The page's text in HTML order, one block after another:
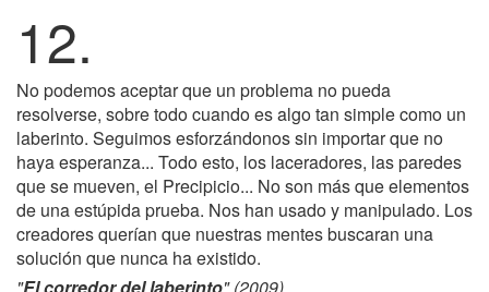
12.
No podemos aceptar que un problema no pueda
resolverse, sobre todo cuando es algo tan simple como un
laberinto. Seguimos esforzándonos sin importar que no
haya esperanza... Todo esto, los laceradores, las paredes
que se mueven, el Precipicio... No son más que elementos
de una estúpida prueba. Nos han usado y manipulado. Los
creadores querían que nuestras mentes buscaran una
solución que nunca ha existido.